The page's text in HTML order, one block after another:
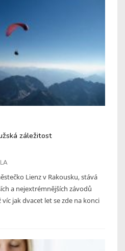
záležitost
Lienz v Rakousku, stává
a nejextrémnějších závodů
jak dvacet let se zde na konci